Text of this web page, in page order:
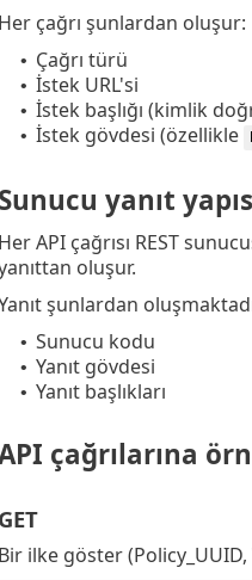
Her çağrı şunlardan oluşur:
• Çağrı türü
• İstek URL'si
• İstek başlığı (kimlik
• İstek gövdesi (özellikle
Sunucu yanıt
Her API çağrısı REST
oluşur.
şunlardan
• Sunucu kodu
• Yanıt gövdesi
• Yanıt başlıkları
çağrılarına
GET
Bir ilke göster